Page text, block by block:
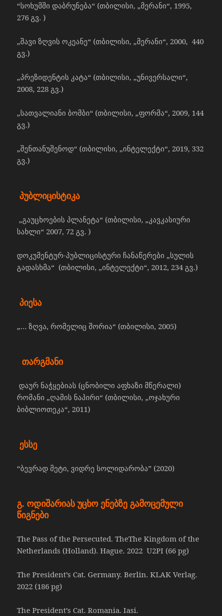
“სოხუმში დაბრუნება“ (თბილისი, „მერანი“, 1995,
276 გვ. )
„შავი ზღვის ოკეანე“ (თბილისი, „მერანი“, 2000, 440
გვ.)
„პრეზიდენტის კატა“ (თბილისი, „უნივერსალი“,
2008, 228 გვ.)
„სათვალიანი ბომბი“ (თბილისი, „ფორმა“, 2009, 144
გვ.)
„შენთანუშენოდ“ (თბილისი, „ინტელექტი“, 2019, 332
გვ.)
პუბლიცისტიკა
„გაუცხოების პლანეტა“ (თბილისი, „კავკასიური
სახლი“ 2007, 72 გვ. )
დოკუმენტურ-პუბლიცისტური ჩანაწერები „სულის
გადასხმა“ (თბილისი, „ინტელექტი“, 2012, 234 გვ.)
პიესა
„… ზღვა, რომელიც შორია“ (თბილისი, 2005)
თარგმანი
დაურ ნაჭყებიას (ცნობილი აფხაზი მწერალი)
რომანი „ღამის ნაპირი“ (თბილისი, „ოჯახური
ბიბლიოთეკა“, 2011)
ესსე
“ბევრად მეტი, ვიდრე სოლიდარობა” (2020)
გ. ოდიშარიას უცხო ენებზე გამოცემული
წიგნები
The Pass of the Persecuted. TheThe Kingdom of the
Netherlands (Holland). Hague. 2022 U2PI (66 pg)
The President’s Cat. Germany. Berlin. KLAK Verlag.
2022 (186 pg)
The President’s Cat. Romania. Iasi.